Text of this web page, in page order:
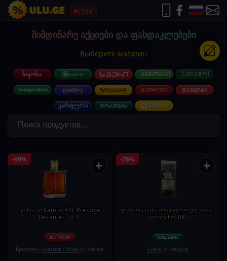
LIVE
მიმდინარე აქციები და ფასდაკლებები
Выберите магазин
-99% +
კონიაკი Camus X.O. Prestige
Decanter - 0.7L
Крепкие напитки / Водка / Виски
-76% +
ლაბარაკა-საკონდიტრო დეკორი,
უგლუტენო 100გ
Соусы и специи